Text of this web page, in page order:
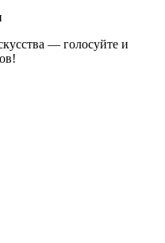
— голосуйте и